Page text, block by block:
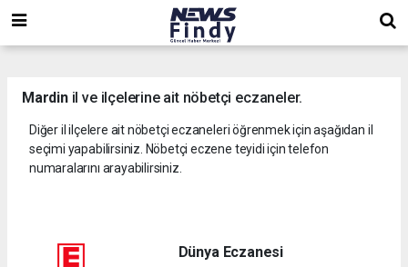
Mardinil ve ilçelerine ait nöbetçi eczaneler.
Diğer il ilçelere ait nöbetçi eczaneleri öğrenmek için aşağıdan il
seçimi yapabilirsiniz. Nöbetçi eczene teyidi için telefon
numaralarını arayabilirsiniz.
Dünya Eczanesi